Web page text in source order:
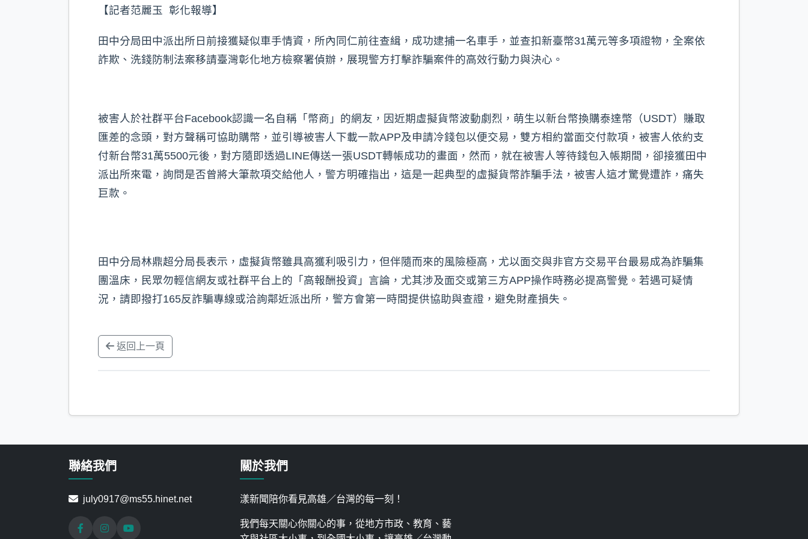
k
【記者范麗玉 彰化報導】
田中分局田中派出所日前接獲疑似車手情資，所內同仁前往查緝，成功逮捕一名車手，並查扣新臺幣31萬元等多項證物，全案依
詐欺、洗錢防制法案移請臺灣彰化地方檢察署偵辦，展現警方打擊詐騙案件的高效行動力與決心。
被害人於社群平台Facebook認識一名自稱「幣商」的網友，因近期虛擬貨幣波動劇烈，萌生以新台幣換購泰達幣（USDT）賺取
匯差的念頭，對方聲稱可協助購幣，並引導被害人下載一款APP及申請冷錢包以便交易，雙方相約當面交付款項，被害人依約支
付新台幣31萬5500元後，對方隨即透過LINE傳送一張USDT轉帳成功的畫面，然而，就在被害人等待錢包入帳期間，卻接獲田中
派出所來電，詢問是否曾將大筆款項交給他人，警方明確指出，這是一起典型的虛擬貨幣詐騙手法，被害人這才驚覺遭詐，痛失
巨款。
田中分局林鼎超分局長表示，虛擬貨幣雖具高獲利吸引力，但伴隨而來的風險極高，尤以面交與非官方交易平台最易成為詐騙集
團溫床，民眾勿輕信網友或社群平台上的「高報酬投資」言論，尤其涉及面交或第三方APP操作時務必提高警覺。若遇可疑情
況，請即撥打165反詐騙專線或洽詢鄰近派出所，警方會第一時間提供協助與查證，避免財產損失。
返回上一頁
聯絡我們
july0917@ms55.hinet.net
關於我們
漾新聞陪你看見高雄／台灣的每一刻！
我們每天關心你關心的事，從地方市政、教育、藝